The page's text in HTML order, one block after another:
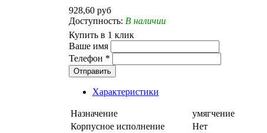
928,60 руб
Доступность: В наличии
Купить в 1 клик
Ваше имя
Телефон *
Отправить
Характеристики
Назначение
умягчение
Корпусное исполнение
Нет